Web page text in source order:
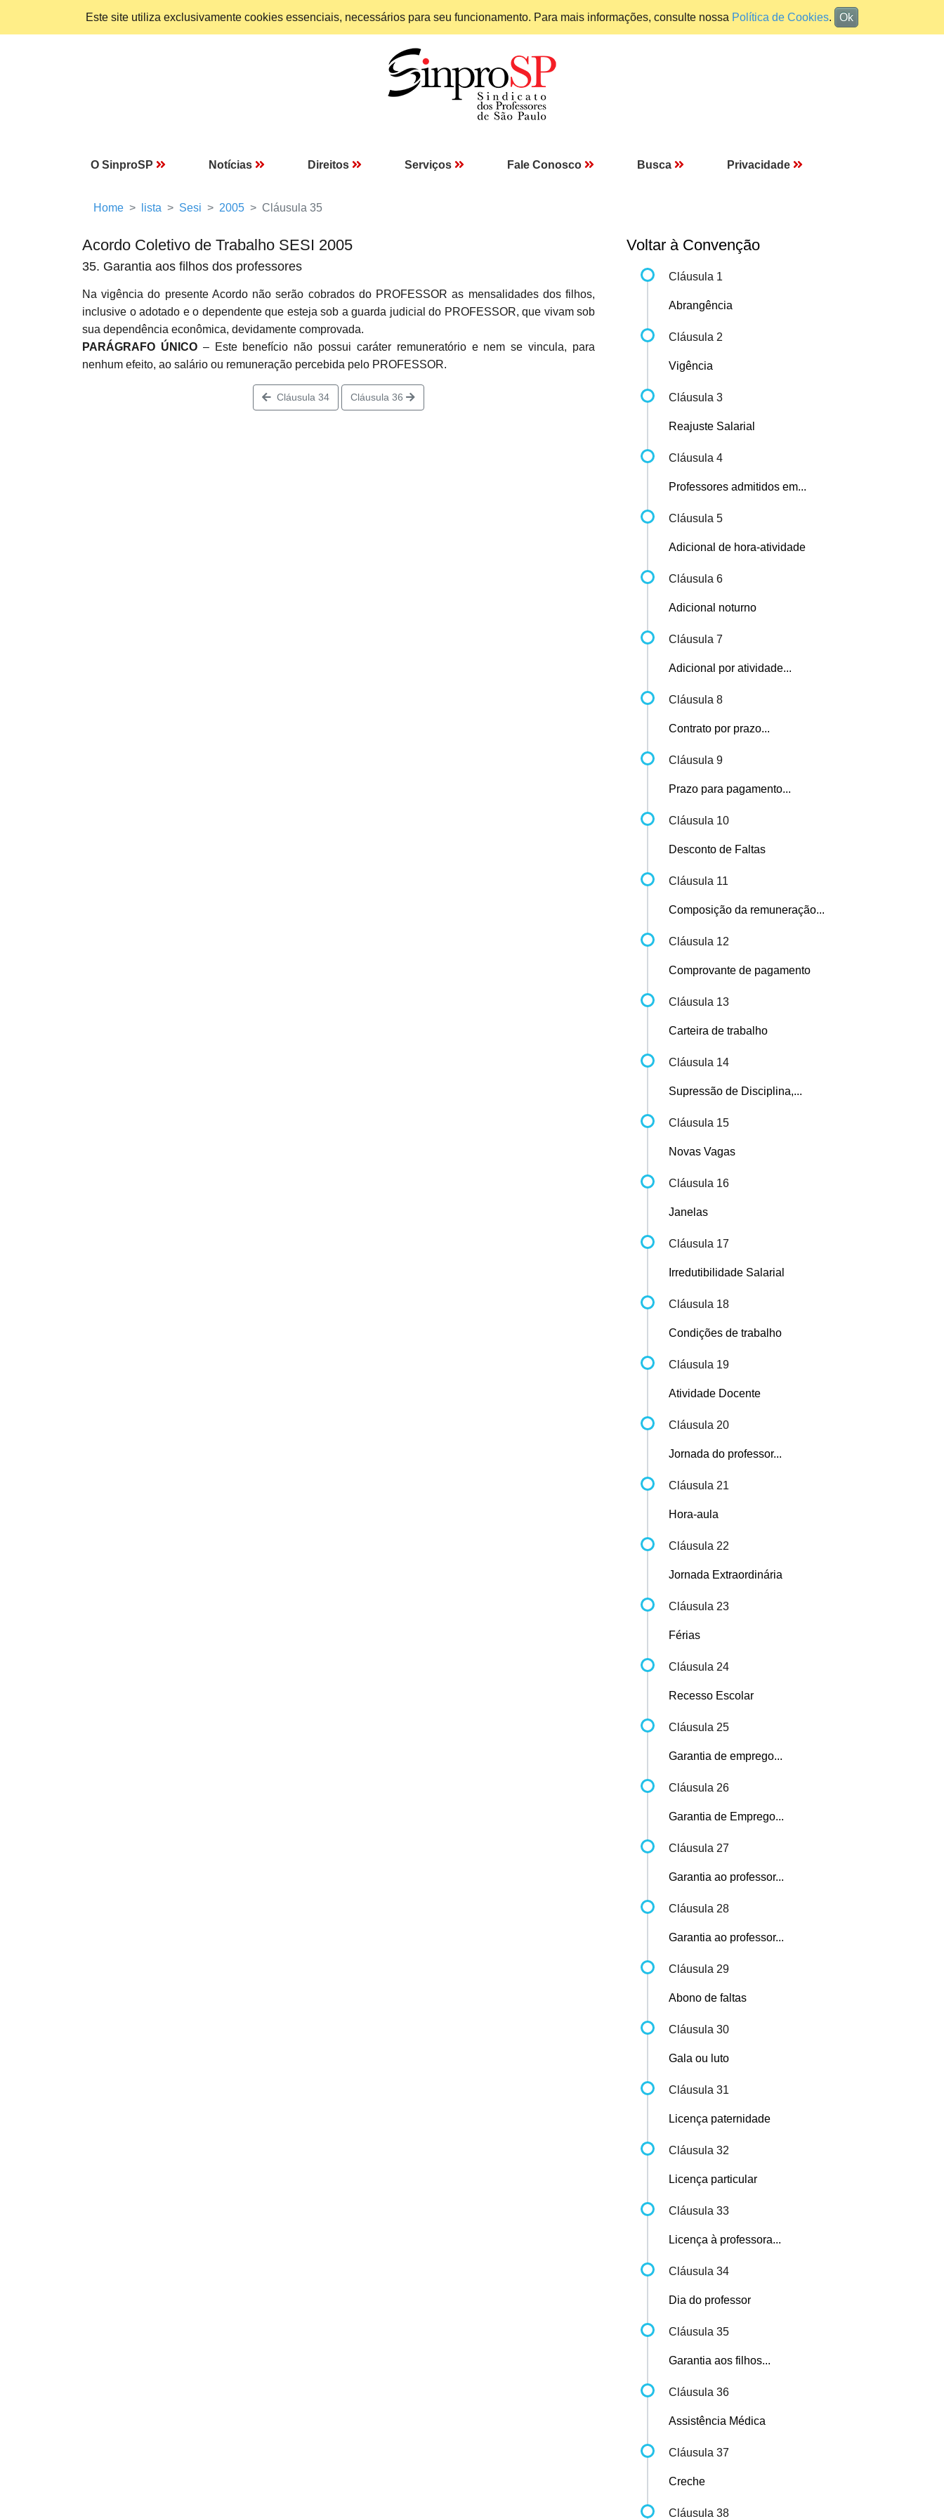
Este site utiliza exclusivamente cookies essenciais, necessários para seu funcionamento. Para mais informações, consulte nossa Política de Cookies. Ok
O SinproSP Notícias Direitos Serviços Fale Conosco Busca Privacidade
Home lista Sesi 2005 Cláusula 35
Acordo Coletivo de Trabalho SESI 2005
35. Garantia aos filhos dos professores
Na vigência do presente Acordo não serão cobrados do PROFESSOR as mensalidades dos filhos,
inclusive o adotado e o dependente que esteja sob a guarda judicial do PROFESSOR, que vivam sob
sua dependência econômica, devidamente comprovada.
PARÁGRAFO ÚNICO– Este benefício não possui caráter remuneratório e nem se vincula, para
nenhum efeito, ao salário ou remuneração percebida pelo PROFESSOR.
Cláusula 34 Cláusula 36
Voltar à Convenção
Cláusula 1
Abrangência
Cláusula 2
Vigência
Cláusula 3
Reajuste Salarial
Cláusula 4
Professores admitidos em...
Cláusula 5
Adicional de hora-atividade
Cláusula 6
Adicional noturno
Cláusula 7
Adicional por atividade...
Cláusula 8
Contrato por prazo...
Cláusula 9
Prazo para pagamento...
Cláusula 10
Desconto de Faltas
Cláusula 11
Composição da remuneração...
Cláusula 12
Comprovante de pagamento
Cláusula 13
Carteira de trabalho
Cláusula 14
Supressão de Disciplina,...
Cláusula 15
Novas Vagas
Cláusula 16
Janelas
Cláusula 17
Irredutibilidade Salarial
Cláusula 18
Condições de trabalho
Cláusula 19
Atividade Docente
Cláusula 20
Jornada do professor...
Cláusula 21
Hora-aula
Cláusula 22
Jornada Extraordinária
Cláusula 23
Férias
Cláusula 24
Recesso Escolar
Cláusula 25
Garantia de emprego...
Cláusula 26
Garantia de Emprego...
Cláusula 27
Garantia ao professor...
Cláusula 28
Garantia ao professor...
Cláusula 29
Abono de faltas
Cláusula 30
Gala ou luto
Cláusula 31
Licença paternidade
Cláusula 32
Licença particular
Cláusula 33
Licença à professora...
Cláusula 34
Dia do professor
Cláusula 35
Garantia aos filhos...
Cláusula 36
Assistência Médica
Cláusula 37
Creche
Cláusula 38